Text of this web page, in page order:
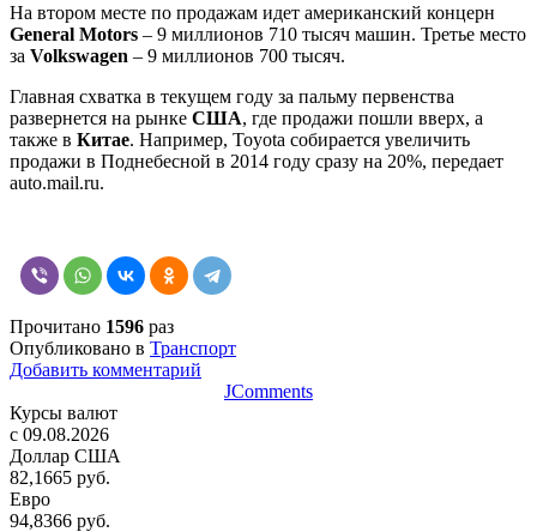
На втором месте по продажам идет американский концерн
General Motors – 9 миллионов 710 тысяч машин. Третье место
за Volkswagen – 9 миллионов 700 тысяч.
Главная схватка в текущем году за пальму первенства
развернется на рынке США, где продажи пошли вверх, а
также в Китае. Например, Toyota собирается увеличить
продажи в Поднебесной в 2014 году сразу на 20%, передает
auto.mail.ru.
Прочитано 1596 раз
Опубликовано в Транспорт
Добавить комментарий
JComments
Курсы валют
c 09.08.2026
Доллар США
82,1665 руб.
Евро
94,8366 руб.